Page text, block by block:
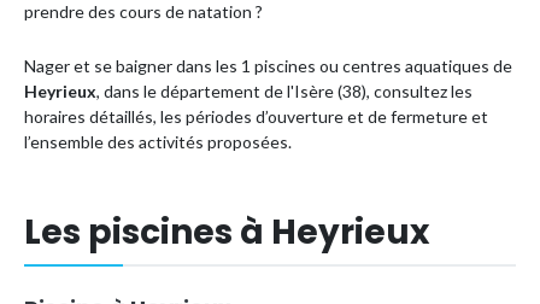
prendre des cours de natation ?
Nager et se baigner dans les 1 piscines ou centres aquatiques de
Heyrieux, dans le département de l'Isère (38), consultez les
horaires détaillés, les périodes d’ouverture et de fermeture et
l’ensemble des activités proposées.
Les piscines à Heyrieux